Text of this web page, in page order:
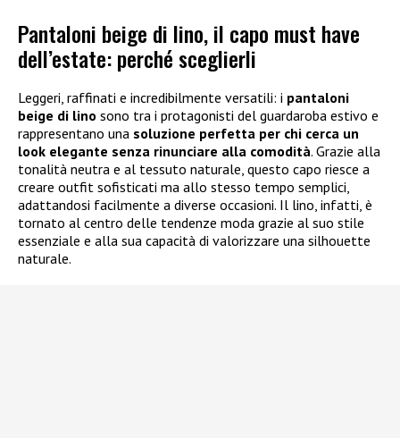
Pantaloni beige di lino, il capo must have
dell’estate: perché sceglierli
Leggeri, raffinati e incredibilmente versatili: i pantaloni
beige di lino sono tra i protagonisti del guardaroba estivo e
rappresentano una soluzione perfetta per chi cerca un
look elegante senza rinunciare alla comodità. Grazie alla
tonalità neutra e al tessuto naturale, questo capo riesce a
creare outfit sofisticati ma allo stesso tempo semplici,
adattandosi facilmente a diverse occasioni. Il lino, infatti, è
tornato al centro delle tendenze moda grazie al suo stile
essenziale e alla sua capacità di valorizzare una silhouette
naturale.